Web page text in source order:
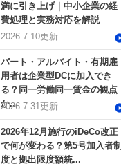
満に引き上げ｜中小企業の経
費処理と実務対応を解説
2026.7.10更新
パート・アルバイト・有期雇
用者は企業型DCに加入でき
る？同一労働同一賃金の観点
か...
2026.7.31更新
2026年12月施行のiDeCo改正
で何が変わる？第5号加入者制
度と拠出限度額統...